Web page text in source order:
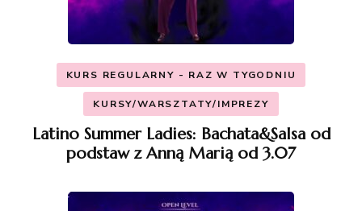
KURS REGULARNY - RAZ W TYGODNIU
KURSY/WARSZTATY/IMPREZY
Latino Summer Ladies: Bachata&Salsa od
podstaw z Anną Marią od 3.07